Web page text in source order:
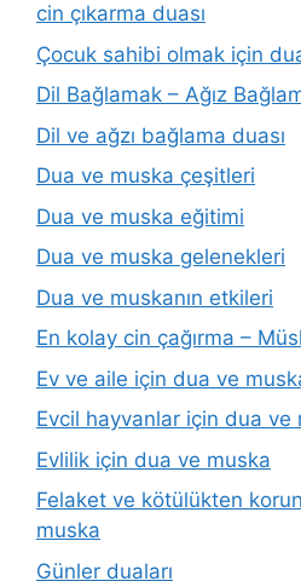
cin çıkarma duası
Çocuk sahibi olmak için
Dil Bağlamak – Ağız
Dil ve ağzı bağlama duası
Dua ve muska çeşitleri
Dua ve muska eğitimi
Dua ve muska gelenekleri
Dua ve muskanın etkileri
En kolay cin çağırma –
Ev ve aile için dua ve
Evcil hayvanlar için dua ve
Evlilik için dua ve muska
Felaket ve kötülükten
muska
Günler duaları